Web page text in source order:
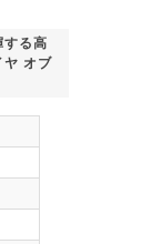
する高
ヤ オブ